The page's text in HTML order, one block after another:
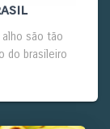
alho são tão
do brasileiro